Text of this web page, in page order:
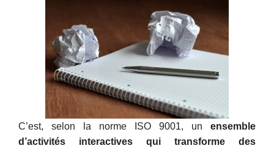
C’est, selon la norme ISO 9001, un ensemble
d’activités interactives qui transforme des